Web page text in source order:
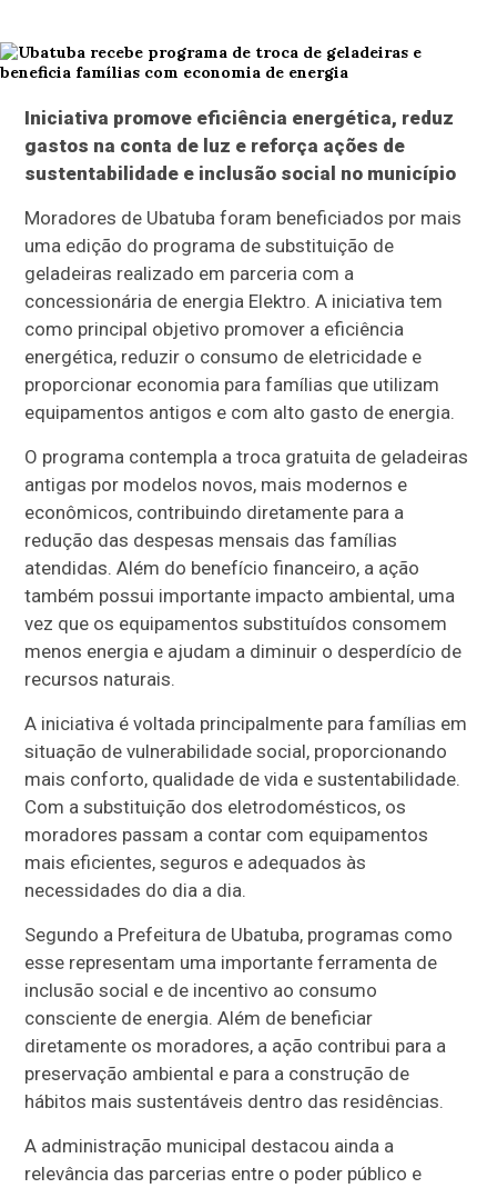
Iniciativa promove eficiência energética, reduz
gastos na conta de luz e reforça ações de
sustentabilidade e inclusão social no município
Moradores de Ubatuba foram beneficiados por mais
uma edição do programa de substituição de
geladeiras realizado em parceria com a
concessionária de energia Elektro. A iniciativa tem
como principal objetivo promover a eficiência
energética, reduzir o consumo de eletricidade e
proporcionar economia para famílias que utilizam
equipamentos antigos e com alto gasto de energia.
O programa contempla a troca gratuita de geladeiras
antigas por modelos novos, mais modernos e
econômicos, contribuindo diretamente para a
redução das despesas mensais das famílias
atendidas. Além do benefício financeiro, a ação
também possui importante impacto ambiental, uma
vez que os equipamentos substituídos consomem
menos energia e ajudam a diminuir o desperdício de
recursos naturais.
A iniciativa é voltada principalmente para famílias em
situação de vulnerabilidade social, proporcionando
mais conforto, qualidade de vida e sustentabilidade.
Com a substituição dos eletrodomésticos, os
moradores passam a contar com equipamentos
mais eficientes, seguros e adequados às
necessidades do dia a dia.
Segundo a Prefeitura de Ubatuba, programas como
esse representam uma importante ferramenta de
inclusão social e de incentivo ao consumo
consciente de energia. Além de beneficiar
diretamente os moradores, a ação contribui para a
preservação ambiental e para a construção de
hábitos mais sustentáveis dentro das residências.
A administração municipal destacou ainda a
relevância das parcerias entre o poder público e